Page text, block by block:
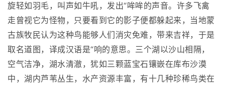
旋轻如羽毛，叫声如牛吼，发出“哞哞的声音。许多飞禽
走曾视它为怪物，只要看到它的影子便都躲起来，当地蒙
古族牧民认为这种鸟能够人们消灾免难，带来吉祥，于是
取名道图，译成汉语是“响的意思。三个湖以沙山相隔，
空气洁净，湖水清澈，犹如三颗蓝宝石镶嵌在库布沙漠
中，湖内芦苇丛生，水产资源丰富，有十几种珍稀鸟类在